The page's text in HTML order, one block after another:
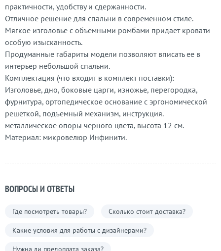
практичности, удобству и сдержанности.
Отличное решение для спальни в современном стиле.
Мягкое изголовье с объемными ромбами придает кровати
особую изысканность.
Продуманные габариты модели позволяют вписать ее в
интерьер небольшой спальни.
Комплектация (что входит в комплект поставки):
Изголовье, дно, боковые царги, изножье, перегородка,
фурнитура, ортопедическое основание с эргономической
решеткой, подъемный механизм, инструкция.
металлическое опоры черного цвета, высота 12 см.
Материал: микровелюр Инфинити.
ВОПРОСЫ И ОТВЕТЫ
Где посмотреть товары? Сколько стоит доставка?
Какие условия для работы с дизайнерами?
Нужна ли предоплата заказа?